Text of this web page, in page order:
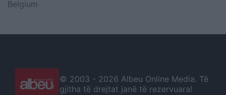
Belgium
© 2003 - 2026 Albeu Online Media. Të
gjitha të drejtat janë të rezervuara!